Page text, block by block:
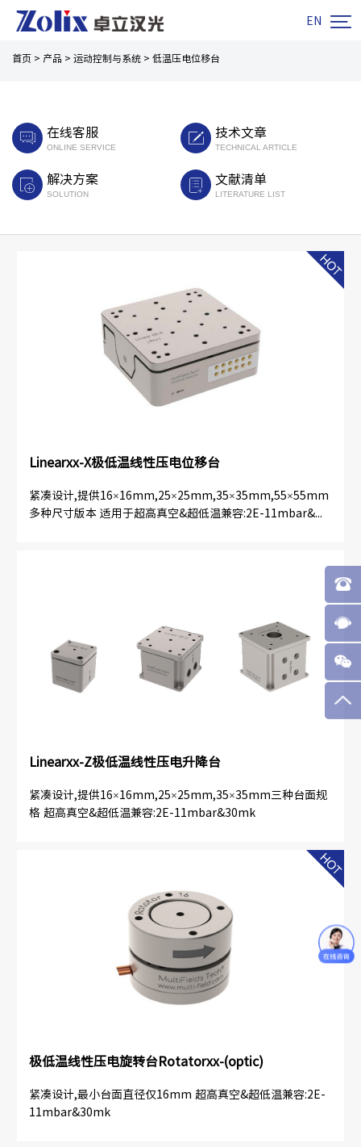
EN 
首页 > 产品 > 运动控制与系统 > 低温压电位移台
在线客服
ONLINE SERVICE
技术文章
TECHNICAL ARTICLE
解决方案
SOLUTION
文献清单
LITERATURE LIST
Linearxx-X极低温线性压电位移台
紧凑设计,提供16×16mm,25×25mm,35×35mm,55×55mm
多种尺寸版本 适用于超高真空&超低温兼容:2E-11mbar&...
Linearxx-Z极低温线性压电升降台
紧凑设计,提供16×16mm,25×25mm,35×35mm三种台面规
格 超高真空&超低温兼容:2E-11mbar&30mk
极低温线性压电旋转台Rotatorxx-(optic)
紧凑设计,最小台面直径仅16mm 超高真空&超低温兼容:2E-
11mbar&30mk